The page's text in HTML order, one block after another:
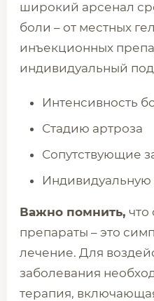
широкий арсенал
боли – от местных
инъекционных
индивидуальный
Интенсивность
Стадию артроза
Сопутствующие
Важно помнить,
препараты – это
лечение. Для
заболевания
терапия,